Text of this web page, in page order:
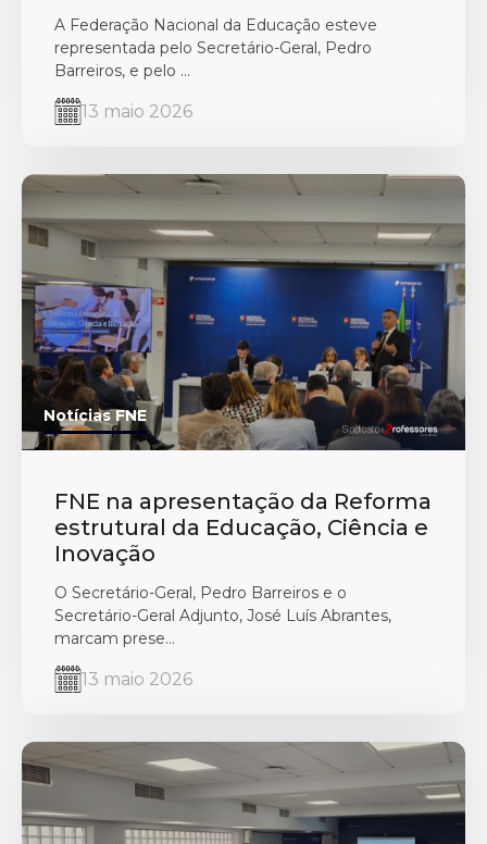
A Federação Nacional da Educação esteve
representada pelo Secretário-Geral, Pedro
Barreiros, e pelo ...
13 maio 2026
Notícias FNE
FNE na apresentação da Reforma
estrutural da Educação, Ciência e
Inovação
O Secretário-Geral, Pedro Barreiros e o
Secretário-Geral Adjunto, José Luís Abrantes,
marcam prese...
13 maio 2026